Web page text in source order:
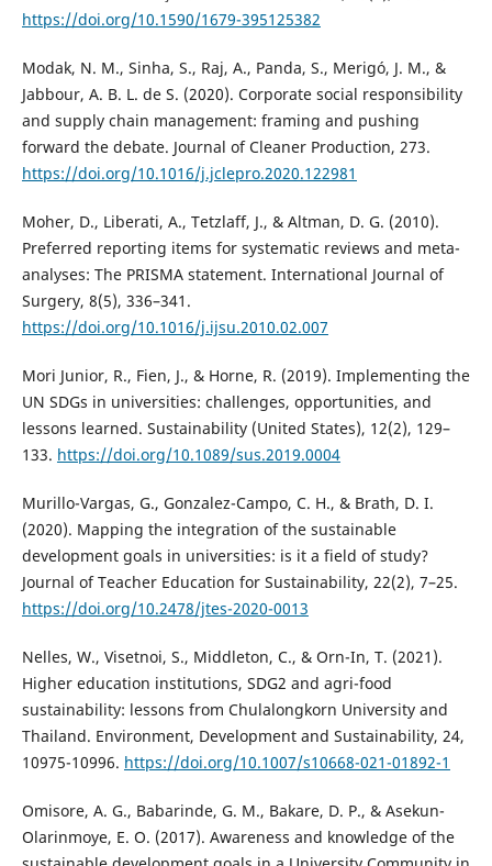
https://doi.org/10.1590/1679-395125382
Modak, N. M., Sinha, S., Raj, A., Panda, S., Merigó, J. M., &
Jabbour, A. B. L. de S. (2020). Corporate social responsibility
and supply chain management: framing and pushing
forward the debate. Journal of Cleaner Production, 273.
https://doi.org/10.1016/j.jclepro.2020.122981
Moher, D., Liberati, A., Tetzlaff, J., & Altman, D. G. (2010).
Preferred reporting items for systematic reviews and meta-
analyses: The PRISMA statement. International Journal of
Surgery, 8(5), 336–341.
https://doi.org/10.1016/j.ijsu.2010.02.007
Mori Junior, R., Fien, J., & Horne, R. (2019). Implementing the
UN SDGs in universities: challenges, opportunities, and
lessons learned. Sustainability (United States), 12(2), 129–
133. https://doi.org/10.1089/sus.2019.0004
Murillo-Vargas, G., Gonzalez-Campo, C. H., & Brath, D. I.
(2020). Mapping the integration of the sustainable
development goals in universities: is it a field of study?
Journal of Teacher Education for Sustainability, 22(2), 7–25.
https://doi.org/10.2478/jtes-2020-0013
Nelles, W., Visetnoi, S., Middleton, C., & Orn-In, T. (2021).
Higher education institutions, SDG2 and agri-food
sustainability: lessons from Chulalongkorn University and
Thailand. Environment, Development and Sustainability, 24,
10975-10996. https://doi.org/10.1007/s10668-021-01892-1
Omisore, A. G., Babarinde, G. M., Bakare, D. P., & Asekun-
Olarinmoye, E. O. (2017). Awareness and knowledge of the